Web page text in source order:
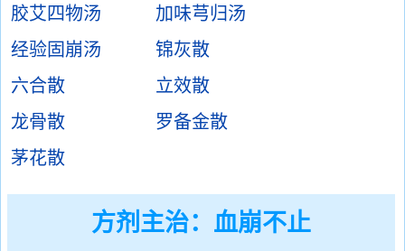
胶艾四物汤
加味芎归汤
经验固崩汤
锦灰散
六合散
立效散
龙骨散
罗备金散
茅花散
方剂主治： 血崩不止